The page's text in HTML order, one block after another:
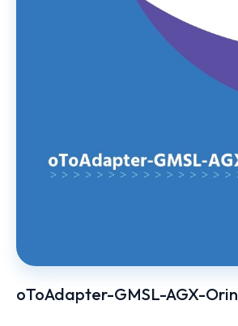
oToAdapter-GMSL-AGX-Orin